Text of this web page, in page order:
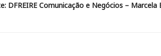
DFREIRE Comunicação e Negócios –